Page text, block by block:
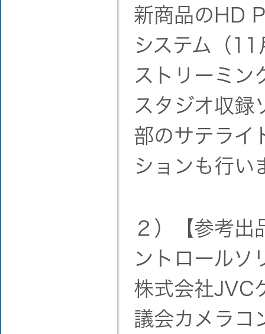
新商品のHD
システム（
ストリーミン
スタジオ収録
部のサテライ
ションも行い
２）【参考出
ントロールソ
株式会社JVC
議会カメラコ